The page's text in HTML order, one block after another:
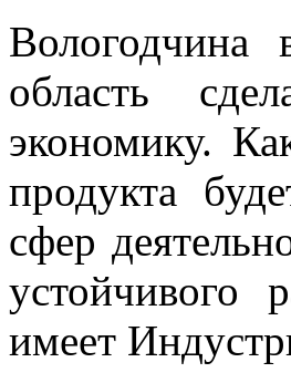
Вологодчина
область
экономику.
продукта
сфер
устойчивого
имеет